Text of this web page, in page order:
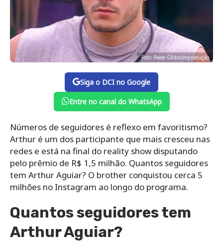
Foto: Rede Globo/reprodução
Siga o DCI no Google
Entre no canal do WhatsApp
Números de seguidores é reflexo em favoritismo?
Arthur é um dos participante que mais cresceu nas
redes e está na final do reality show disputando
pelo prêmio de R$ 1,5 milhão. Quantos seguidores
tem Arthur Aguiar? O brother conquistou cerca 5
milhões no Instagram ao longo do programa.
Quantos seguidores tem
Arthur Aguiar?